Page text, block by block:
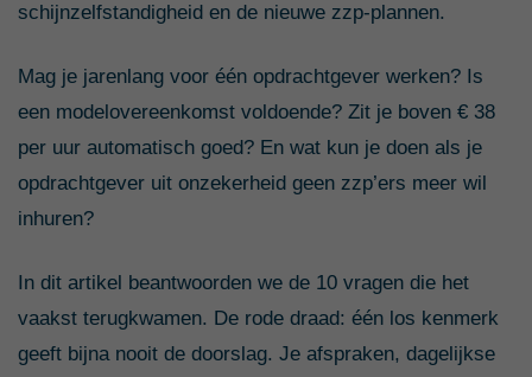
schijnzelfstandigheid en de nieuwe zzp-plannen.
Mag je jarenlang voor één opdrachtgever werken? Is
een modelovereenkomst voldoende? Zit je boven € 38
per uur automatisch goed? En wat kun je doen als je
opdrachtgever uit onzekerheid geen zzp’ers meer wil
inhuren?
In dit artikel beantwoorden we de 10 vragen die het
vaakst terugkwamen. De rode draad: één los kenmerk
geeft bijna nooit de doorslag. Je afspraken, dagelijkse